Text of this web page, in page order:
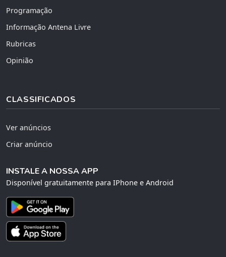
Programação
Informação Antena Livre
Rubricas
Opinião
CLASSIFICADOS
Ver anúncios
Criar anúncio
INSTALE A NOSSA APP
Disponível gratuitamente para IPhone e Android